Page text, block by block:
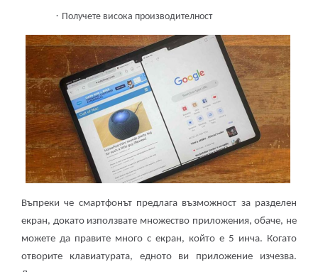
· Получете висока производителност
Въпреки че смартфонът предлага възможност за разделен
екран, докато използвате множество приложения, обаче, не
можете да правите много с екран, който е 5 инча. Когато
отворите клавиатурата, едното ви приложение изчезва.